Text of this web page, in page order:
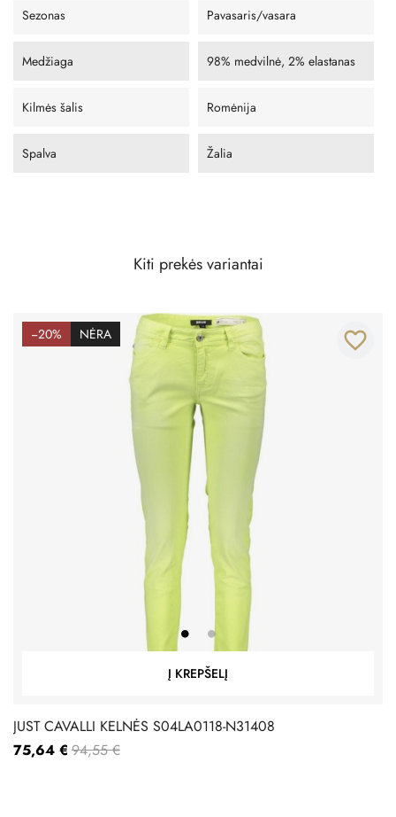
Sezonas Pavasaris/vasara
Medžiaga 98% medvilnė, 2% elastanas
Kilmės šalis Romėnija
Spalva Žalia
Kiti prekės variantai
−20% NĖRA
Į KREPŠELĮ
favorite_border
JUST CAVALLI KELNĖS S04LA0118-N31408
75,64 € 94,55 €